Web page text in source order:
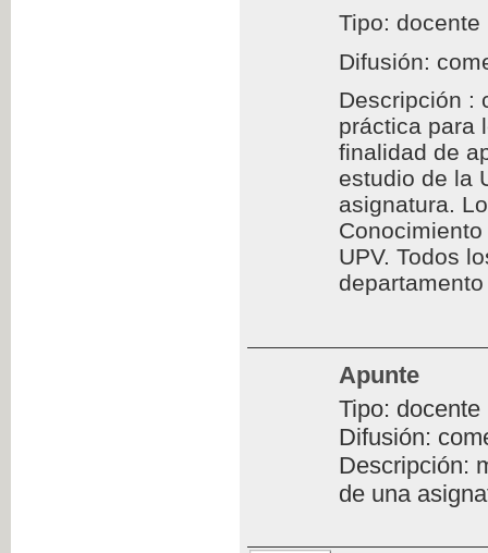
Tipo: docente
Difusión:
Descripción :
práctica para
finalidad de
estudio de la
asignatura.
UPV. Todos
Apunte
Tipo: docente
Difusión:
Descripción:
de una